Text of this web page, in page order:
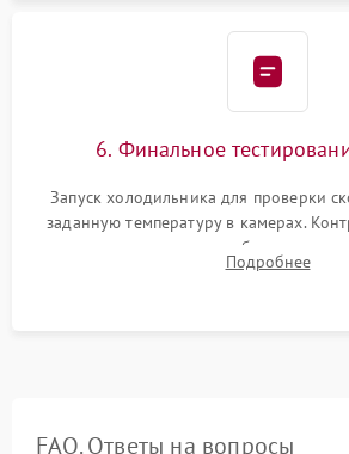
6. Финальное
Запуск холодильника для проверки
заданную температуру в камерах.
компрессора, отсутствия обмерзания
срабатывания системыПодробнее
FAQ. Ответы на вопросы